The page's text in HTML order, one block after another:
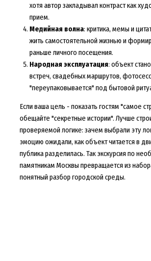
хотя автор закладывал контраст как
прием.
Медийная волна: критика, мемы и
жить самостоятельной жизнью и
раньше личного посещения.
Народная эксплуатация: объект
встреч, свадебных маршрутов,
"переупаковывается" под бытовой
Если ваша цель - показать гостям "самое
обещайте "секретные истории". Лучше
проверяемой логике: зачем выбрали эту
эмоцию ожидали, как объект читается в
публика разделилась. Так экскурсия по
памятникам Москвы превращается из
понятный разбор городской среды.